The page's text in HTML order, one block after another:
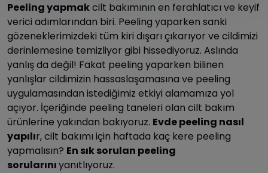
Peeling yapmakcilt bakımının en ferahlatıcı ve keyif
verici adımlarından biri. Peeling yaparken sanki
gözeneklerimizdeki tüm kiri dışarı çıkarıyor ve cildimizi
derinlemesine temizliyor gibi hissediyoruz. Aslında
yanlış da değil! Fakat peeling yaparken bilinen
yanlışlar cildimizin hassaslaşamasına ve peeling
uygulamasından istediğimiz etkiyi alamamıza yol
açıyor. İçeriğinde peeling taneleri olan cilt bakım
ürünlerine yakından bakıyoruz. Evde peeling nasıl
yapılır, cilt bakımı için haftada kaç kere peeling
yapmalısın? En sık sorulan peeling
sorularınıyanıtlıyoruz.